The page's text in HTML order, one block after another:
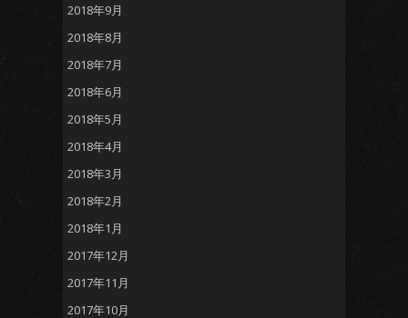
2018年9月
2018年8月
2018年7月
2018年6月
2018年5月
2018年4月
2018年3月
2018年2月
2018年1月
2017年12月
2017年11月
2017年10月